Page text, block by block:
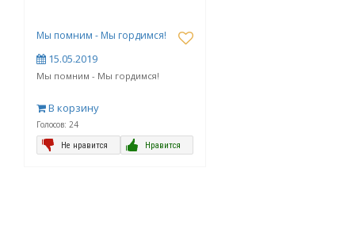
Мы помним - Мы гордимся!
15.05.2019
Мы помним - Мы гордимся!
В корзину
Голосов: 24
Нравится
Не нравится